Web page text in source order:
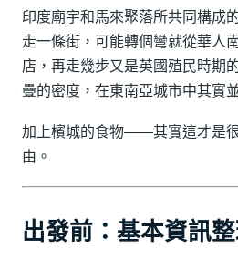
印度廟宇和馬來聚落所共同構成
走一條街，可能轉個彎就從華人
店，再走幾步又是英國殖民時期
疊的密度，在東南亞城市中其實
加上檳城的食物——其實這才是
由。
出發前：基本資訊